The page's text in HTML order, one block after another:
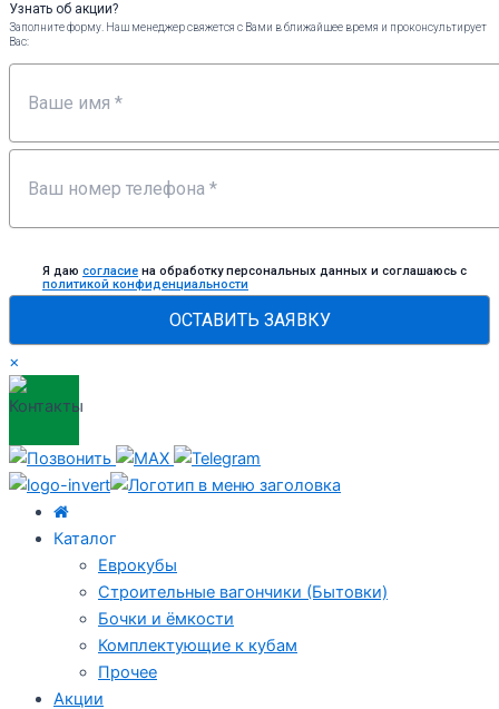
Узнать об акции?
Заполните форму. Наш менеджер свяжется с Вами в ближайшее время и проконсультирует
Вас:
Я даю согласие на обработку персональных данных и соглашаюсь c
политикой конфиденциальности
×
Каталог
Еврокубы
Строительные вагончики (Бытовки)
Бочки и ёмкости
Комплектующие к кубам
Прочее
Акции